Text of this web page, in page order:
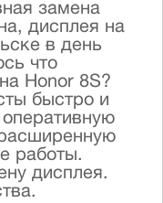
замена
дисплея на
в день
что
Honor 8S?
быстро и
работы.
дисплея.